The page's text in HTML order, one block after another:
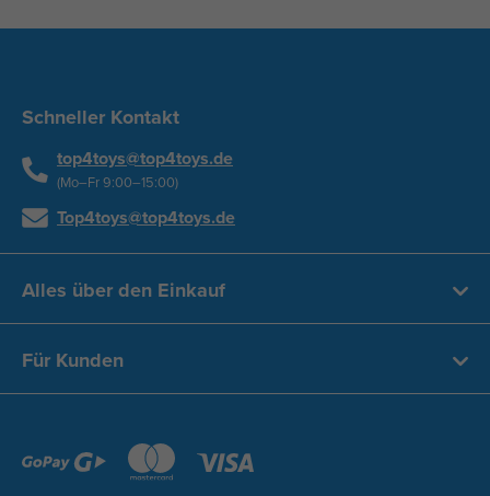
Schneller Kontakt
top4toys@top4toys.de
(Mo–Fr 9:00–15:00)
Top4toys@top4toys.de
Alles über den Einkauf
Für Kunden